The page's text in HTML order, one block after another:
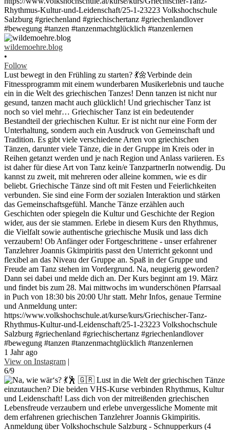
wildemoehre.blog
•
Follow
Lust bewegt in den Frühling zu starten? 💃🌼Verbinde dein
Fitnessprogramm mit einem wunderbaren Musikerlebnis und tauche
ein in die Welt des griechischen Tanzes! Denn tanzen ist nicht nur
gesund, tanzen macht auch glücklich! Und griechischer Tanz ist
noch so viel mehr… Griechischer Tanz ist ein bedeutender
Bestandteil der griechischen Kultur. Er ist nicht nur eine Form der
Unterhaltung, sondern auch ein Ausdruck von Gemeinschaft und
Tradition. Es gibt viele verschiedene Arten von griechischen
Tänzen, darunter viele Tänze, die in der Gruppe im Kreis oder in
Reihen getanzt werden und je nach Region und Anlass variieren. Es
ist daher für diese Art von Tanz kein/e TanzpartnerIn notwendig. Du
kannst zu zweit, mit mehreren oder alleine kommen, wie es dir
beliebt. Griechische Tänze sind oft mit Festen und Feierlichkeiten
verbunden. Sie sind eine Form der sozialen Interaktion und stärken
das Gemeinschaftsgefühl. Manche Tänze erzählen auch
Geschichten oder spiegeln die Kultur und Geschichte der Region
wider, aus der sie stammen. Erlebe in diesem Kurs den Rhythmus,
die Vielfalt sowie authentische griechische Musik und lass dich
verzaubern! Ob Anfänger oder Fortgeschrittene - unser erfahrener
Tanzlehrer Joannis Gkimpiritis passt den Unterricht gekonnt und
flexibel an das Niveau der Gruppe an. Spaß in der Gruppe und
Freude am Tanz stehen im Vordergrund. Na, neugierig geworden?
Dann sei dabei und melde dich an. Der Kurs beginnt am 19. März
und findet bis zum 28. Mai mittwochs im wunderschönen Pfarrsaal
in Puch von 18:30 bis 20:00 Uhr statt. Mehr Infos, genaue Termine
und Anmeldung unter:
https://www.volkshochschule.at/kurse/kurs/Griechischer-Tanz-
Rhythmus-Kultur-und-Leidenschaft/25-1-23223 Volkshochschule
Salzburg #griechenland #griechischertanz #griechenlandlover
#bewegung #tanzen #tanzenmachtglücklich #tanzenlernen
1 Jahr ago
View on Instagram |
6/9